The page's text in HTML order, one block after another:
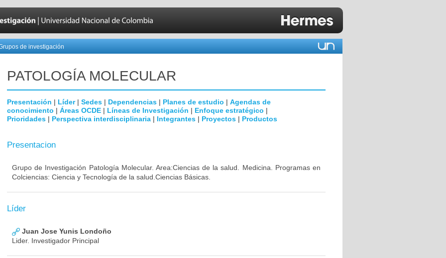
de investigación
PATOLOGÍA MOLECULAR
Presentación | Líder| Sedes | Dependencias | Planes de estudio | Agendas de
conocimiento | Áreas OCDE | Líneas de Investigación | Enfoque estratégico |
Prioridades | Perspectiva interdisciplinaria | Integrantes | Proyectos | Productos
Presentacion
Grupo de Investigación Patología Molecular. Area:Ciencias de la salud. Medicina. Programas en
Colciencias: Ciencia y Tecnología de la salud.Ciencias Básicas.
Líder
Juan Jose Yunis Londoño
Lider. Investigador Principal